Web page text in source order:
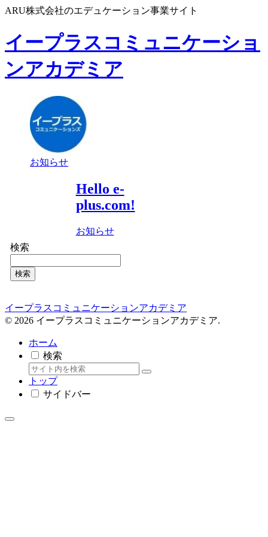
ARU株式会社のエデュケーション事業サイト
イープラスコミュニケーショ
ンアカデミア
お知らせ
Hello e-
plus.com!
お知らせ
検索
検索
イープラスコミュニケーションアカデミア
© 2026 イープラスコミュニケーションアカデミア.
ホーム
検索
トップ
サイドバー